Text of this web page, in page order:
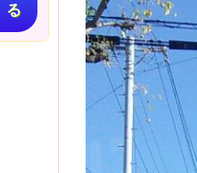
る